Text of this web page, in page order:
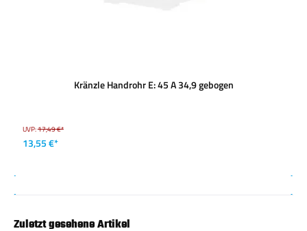
Kränzle Handrohr E: 45 A 34,9 gebogen
UVP:17,49 €*
13,55 €*
Zuletzt gesehene Artikel